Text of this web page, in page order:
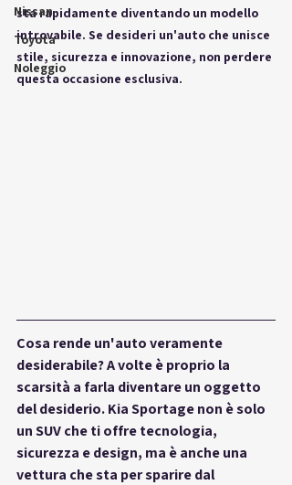
Nissan
Toyota
Noleggio
sta rapidamente diventando un modello
introvabile. Se desideri un'auto che unisce
stile, sicurezza e innovazione, non perdere
questa occasione esclusiva.
Cosa rende un'auto veramente
desiderabile? A volte è proprio la
scarsità a farla diventare un oggetto
del desiderio. Kia Sportage non è solo
un SUV che ti offre tecnologia,
sicurezza e design, ma è anche una
vettura che sta per sparire dal